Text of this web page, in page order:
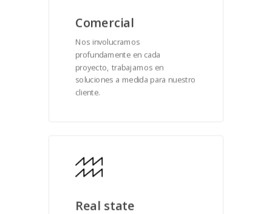
Comercial
Nos involucramos
profundamente en cada
proyecto, trabajamos en
soluciones a medida para nuestro
cliente.
Real state